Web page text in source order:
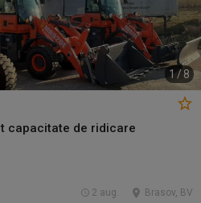
1/ 8
capacitate de ridicare
Brasov, BV
2 aug.